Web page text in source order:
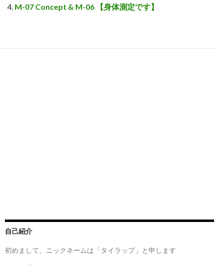
M-07 Concept & M-06 【身体測定です】
自己紹介
初めまして、ニックネームは「タイラップ」と申します